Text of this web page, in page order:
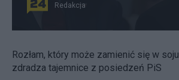
Redakcja
Rozłam, który może zamienić się w
zdradza tajemnice z posiedzeń PiS